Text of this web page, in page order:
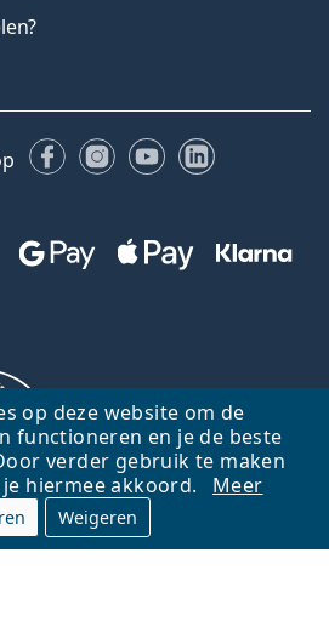
op deze website om de
functioneren en je de beste
verder gebruik te maken
hiermee akkoord.
Meer
Weigeren
FacebookInstagram
YouTubeLinkedIn
homepagina
Ga omhoog
en wordt beheerd door Lentiamo s.r.o.,
Hier al 18 jaar voor jou.